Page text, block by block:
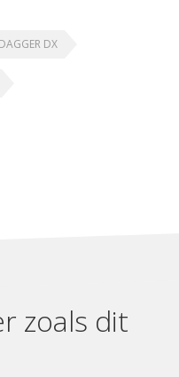
DAGGER DX
zoals dit